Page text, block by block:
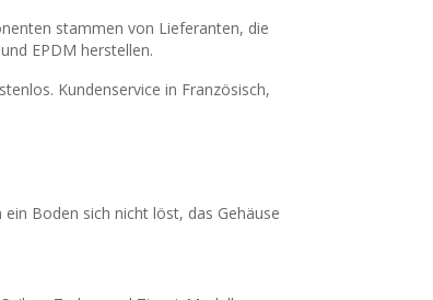
stammen von Lieferanten, die
EPDM herstellen.
Kundenservice in Französisch,
Boden sich nicht löst, das Gehäuse